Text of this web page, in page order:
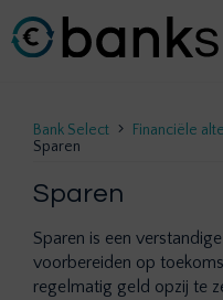
Bank Select Financiële
Sparen
Sparen
Sparen is een
voorbereiden op
regelmatig geld opzij te